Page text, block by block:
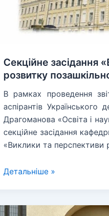
Секційне засідання
розвитку
В рамках проведення
аспірантів Українського
Драгоманова «Освіта і
секційне засідання
«Виклики та перспективи
Секційне
та
Детальніше »